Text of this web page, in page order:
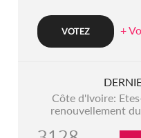
+
Côte d'Ivoire:
renouvellement